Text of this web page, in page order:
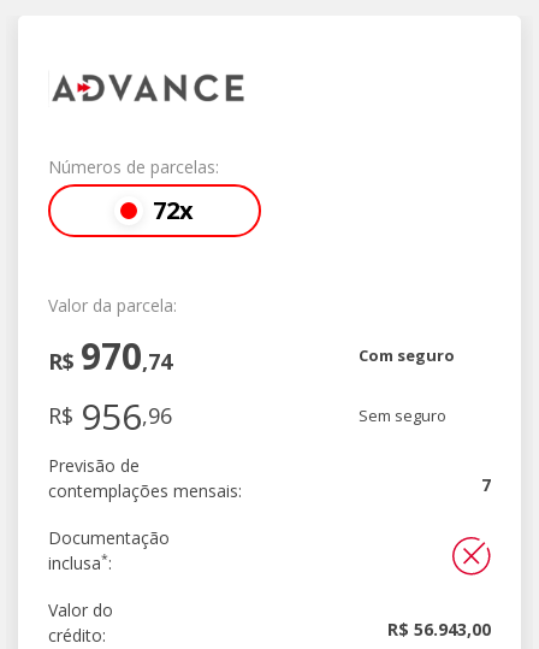
Números de parcelas:
72x
Valor da parcela:
R$ 970,74 Com seguro
R$ 956,96 Sem seguro
Previsão de
contemplações mensais:
7
Documentação
inclusa*:
Valor do
crédito:
R$ 56.943,00